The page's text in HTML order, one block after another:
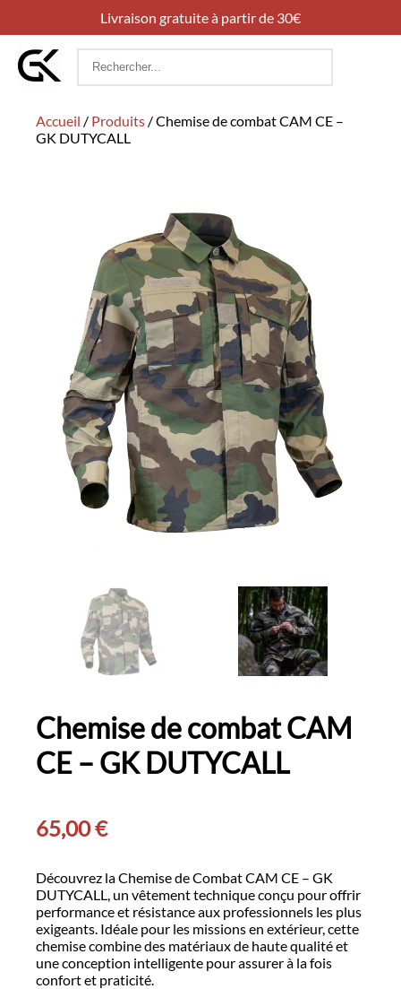
Livraison gratuite à partir de 30€
Rechercher
Accueil / Produits /Chemise de combat CAM CE –
GK DUTYCALL
Chemise de combat CAM
CE – GK DUTYCALL
65,00€
Découvrez la Chemise de Combat CAM CE – GK
DUTYCALL, un vêtement technique conçu pour offrir
performance et résistance aux professionnels les plus
exigeants. Idéale pour les missions en extérieur, cette
chemise combine des matériaux de haute qualité et
une conception intelligente pour assurer à la fois
confort et praticité.